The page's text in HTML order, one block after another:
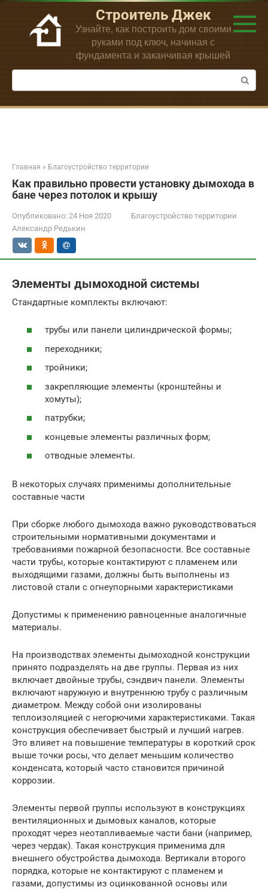
Перейти
контенту
Строитель Джек
Узнайте, как построить дом своими
руками под ключ, начиная с
фундамента и заканчивая крышей
Поиск:
Главная » Благоустройство территории
Как правильно провести установку дымохода в
бане через потолок и крышу
Опубликовано: 24 Ноя 2020
Благоустройство территории
Александр Редькин
Элементы дымоходной системы
Стандартные комплекты включают:
трубы или панели цилиндрической формы;
переходники;
тройники;
закрепляющие элементы (кронштейны и
хомуты);
патрубки;
концевые элементы различных форм;
отводные элементы.
В некоторых случаях применимы дополнительные
составные части
При сборке любого дымохода важно руководствоваться
строительными нормативными документами и
требованиями пожарной безопасности. Все составные
части трубы, которые контактируют с пламенем или
выходящими газами, должны быть выполнены из
листовой стали с огнеупорными характеристиками
Допустимы к применению равноценные аналогичные
материалы.
На производствах элементы дымоходной конструкции
принято подразделять на две группы. Первая из них
включает двойные трубы, сэндвич панели. Элементы
включают наружную и внутреннюю трубу с различным
диаметром. Между собой они изолированы
теплоизоляцией с негорючими характеристиками. Такая
конструкция обеспечивает быстрый и лучший нагрев.
Это влияет на повышение температуры в короткий срок
выше точки росы, что делает меньшим количество
конденсата, который часто становится причиной
коррозии.
Элементы первой группы используют в конструкциях
вентиляционных и дымовых каналов, которые
проходят через неотапливаемые части бани (например,
через чердак). Такая конструкция применима для
внешнего обустройства дымохода. Вертикали второго
порядка, которые не контактируют с пламенем и
газами, допустимы из оцинкованной основы или